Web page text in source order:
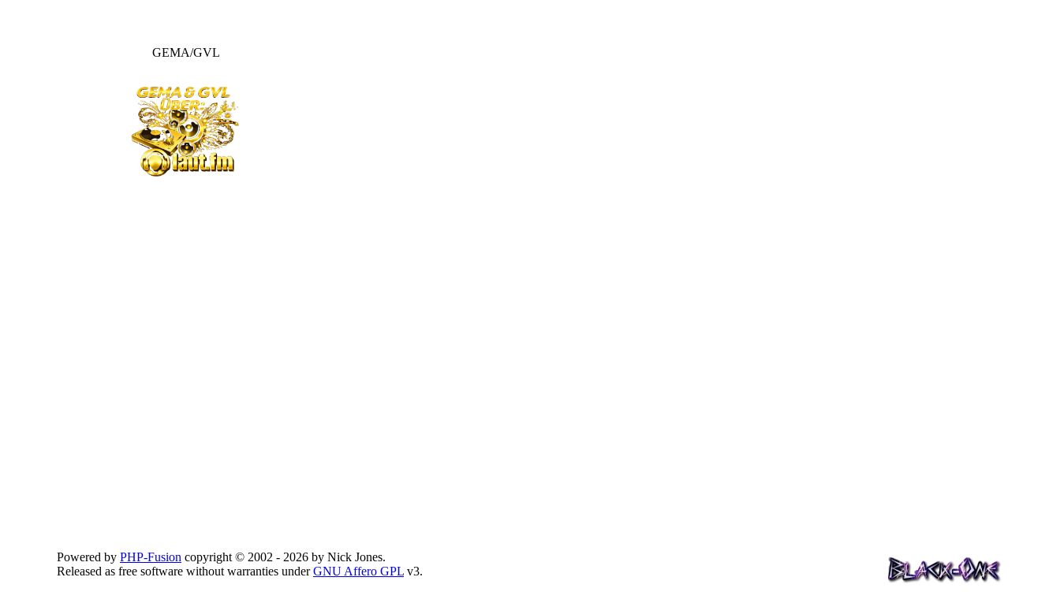
GEMA/GVL
Powered by PHP-Fusion copyright © 2002 - 2026 by Nick Jones.
Released as free software without warranties underGNU Affero GPL v3.